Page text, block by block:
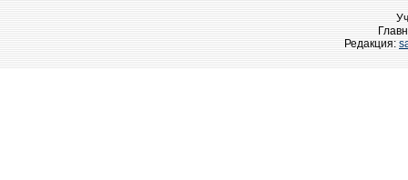
Редакция: